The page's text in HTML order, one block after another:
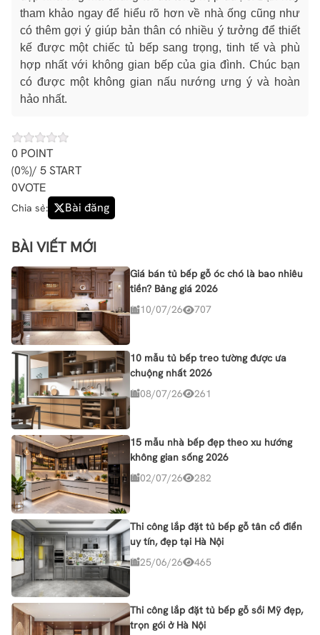
tham khảo ngay để hiểu rõ hơn về nhà ống cũng như
có thêm gợi ý giúp bản thân có nhiều ý tưởng để thiết
kế được một chiếc tủ bếp sang trọng, tinh tế và phù
hợp nhất với không gian bếp của gia đình. Chúc bạn
có được một không gian nấu nướng ưng ý và hoàn
hảo nhất.
0 POINT
(0%)/ 5 START
0VOTE
Chia sẻ: Bài đăng
BÀI VIẾT MỚI
Giá bán tủ bếp gỗ óc chó là bao nhiêu
tiền? Bảng giá 2026
10/07/26
707
10 mẫu tủ bếp treo tường được ưa
chuộng nhất 2026
08/07/26
261
15 mẫu nhà bếp đẹp theo xu hướng
không gian sống 2026
02/07/26
282
Thi công lắp đặt tủ bếp gỗ tân cổ điển
uy tín, đẹp tại Hà Nội
25/06/26
465
Thi công lắp đặt tủ bếp gỗ sồi Mỹ đẹp,
trọn gói ở Hà Nội